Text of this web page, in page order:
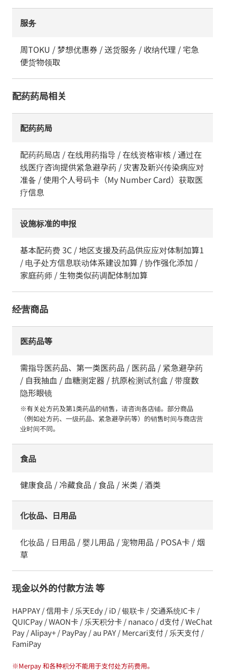
服务
周TOKU / 梦想优惠券 / 送货服务 / 收纳代理 / 宅急
便货物领取
配药药局相关
配药药局
配药药局店 / 在线用药指导 / 在线资格审核 / 通过在
线医疗咨询提供紧急避孕药 / 灾害及新兴传染病应对
准备 / 使用个人号码卡（My Number Card）获取医
疗信息
设施标准的申报
基本配药费 3C / 地区支援及药品供应应对体制加算1
/ 电子处方信息联动体系建设加算 / 协作强化添加 /
家庭药师 / 生物类似药调配体制加算
经营商品
医药品等
需指导医药品、第一类医药品 / 医药品 / 紧急避孕药
/ 自我抽血 / 血糖测定器 / 抗原检测试剂盒 / 带度数
隐形眼镜
※有关处方药及第1类药品的销售，请咨询各店铺。部分商品
（例如处方药、一级药品、紧急避孕药等）的销售时间与商店营
业时间不同。
食品
健康食品 / 冷藏食品 / 食品 / 米类 / 酒类
化妆品、日用品
化妆品 / 日用品 / 婴儿用品 / 宠物用品 / POSA卡 / 烟
草
现金以外的付款方法 等
HAPPAY / 信用卡 / 乐天Edy / iD / 银联卡 / 交通系统IC卡 /
QUICPay / WAON卡 / 乐天积分卡 / nanaco / d支付 / WeChat
Pay / Alipay+ / PayPay / au PAY / Mercari支付 / 乐天支付 /
FamiPay
※Merpay 和各种积分不能用于支付处方药费用。